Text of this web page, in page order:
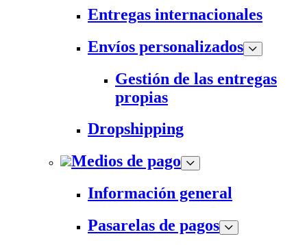
Entregas internacionales
Envíos personalizados
Gestión de las entregas
propias
Dropshipping
Medios de pago
Información general
Pasarelas de pagos